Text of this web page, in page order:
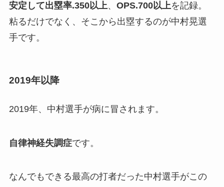
安定して出塁率.350以上、 OPS.700以上を記録。
粘るだけでなく、そこから出塁するのが中村晃選
手です。
2019年以降
2019年、中村選手が病に冒されます。
自律神経失調症です。
なんでもできる最高の打者だった中村選手がこの